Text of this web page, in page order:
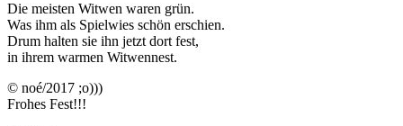
Die meisten Witwen waren grün.
Was ihm als Spielwies schön erschien.
Drum halten sie ihn jetzt dort fest,
in ihrem warmen Witwennest.
© noé/2017 ;o)))
Frohes Fest!!!